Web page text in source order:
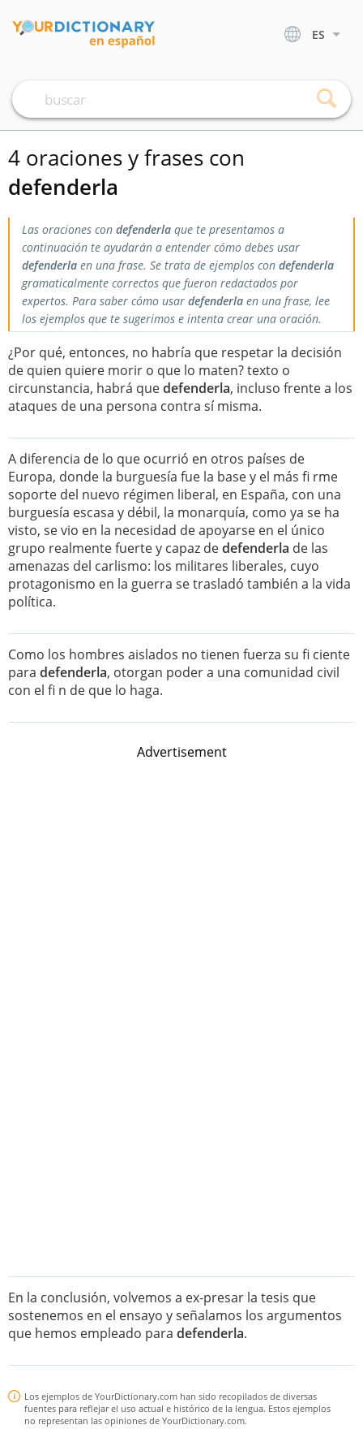
ES
4 oraciones y frases con
defenderla
Las oraciones con defenderla que te presentamos a
continuación te ayudarán a entender cómo debes usar
defenderla en una frase. Se trata de ejemplos con defenderla
gramaticalmente correctos que fueron redactados por
expertos. Para saber cómo usar defenderla en una frase, lee
los ejemplos que te sugerimos e intenta crear una oración.
¿Por qué, entonces, no habría que respetar la decisión
de quien quiere morir o que lo maten? texto o
circunstancia, habrá quedefenderla, incluso frente a los
ataques de una persona contra sí misma.
A diferencia de lo que ocurrió en otros países de
Europa, donde la burguesía fue la base y el más fi rme
soporte del nuevo régimen liberal, en España, con una
burguesía escasa y débil, la monarquía, como ya se ha
visto, se vio en la necesidad de apoyarse en el único
grupo realmente fuerte y capaz dedefenderla de las
amenazas del carlismo: los militares liberales, cuyo
protagonismo en la guerra se trasladó también a la vida
política.
Como los hombres aislados no tienen fuerza su fi ciente
para defenderla, otorgan poder a una comunidad civil
con el fi n de que lo haga.
Advertisement
En la conclusión, volvemos a ex-presar la tesis que
sostenemos en el ensayo y señalamos los argumentos
que hemos empleado para defenderla.
Los ejemplos de YourDictionary.com han sido recopilados de diversas
fuentes para reflejar el uso actual e histórico de la lengua. Estos ejemplos
no representan las opiniones de YourDictionary.com.